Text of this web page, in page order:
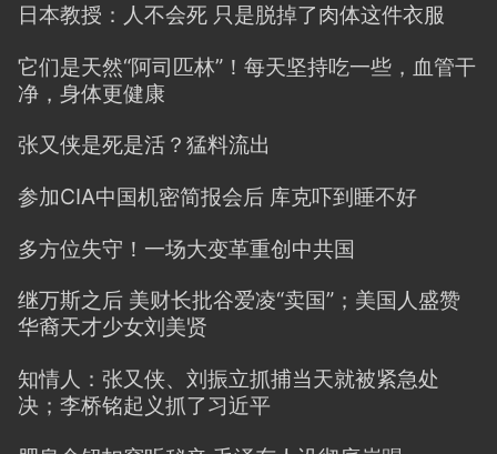
日本教授：人不会死 只是脱掉了肉体这件衣服
它们是天然“阿司匹林”！每天坚持吃一些，血管干
净，身体更健康
张又侠是死是活？猛料流出
参加CIA中国机密简报会后 库克吓到睡不好
多方位失守！一场大变革重创中共国
继万斯之后 美财长批谷爱凌“卖国”；美国人盛赞
华裔天才少女刘美贤
知情人：张又侠、刘振立抓捕当天就被紧急处
决；李桥铭起义抓了习近平